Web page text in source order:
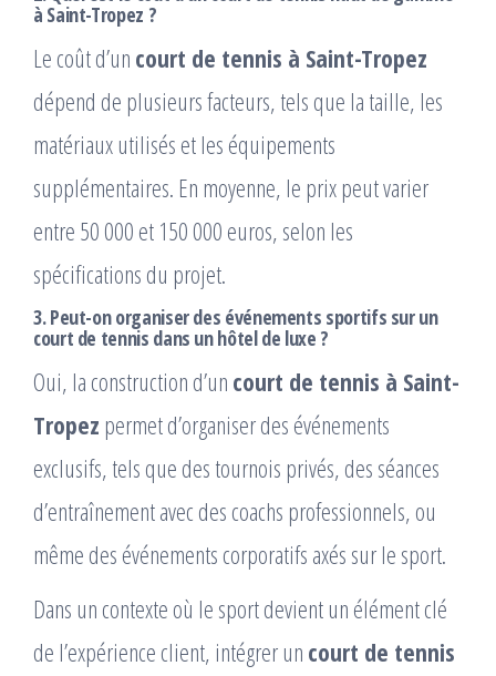
à Saint-Tropez ?
Le coût d’un court de tennis à Saint-Tropez
dépend de plusieurs facteurs, tels que la taille, les
matériaux utilisés et les équipements
supplémentaires. En moyenne, le prix peut varier
entre 50 000 et 150 000 euros, selon les
spécifications du projet.
3. Peut-on organiser des événements sportifs sur un
court de tennis dans un hôtel de luxe ?
Oui, la construction d’un court de tennis à Saint-
Tropez permet d’organiser des événements
exclusifs, tels que des tournois privés, des séances
d’entraînement avec des coachs professionnels, ou
même des événements corporatifs axés sur le sport.
Dans un contexte où le sport devient un élément clé
de l’expérience client, intégrer un court de tennis